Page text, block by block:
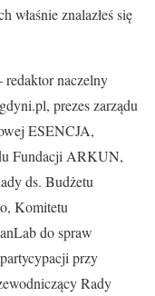
właśnie znalazłeś się
redaktor naczelny
prezes zarządu
ESENCJA,
Fundacji ARKUN,
ds. Budżetu
Komitetu
do spraw
przy
Rady